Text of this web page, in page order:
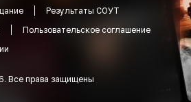
Результаты СОУТ
Пользовательское соглашение
. Все права защищены